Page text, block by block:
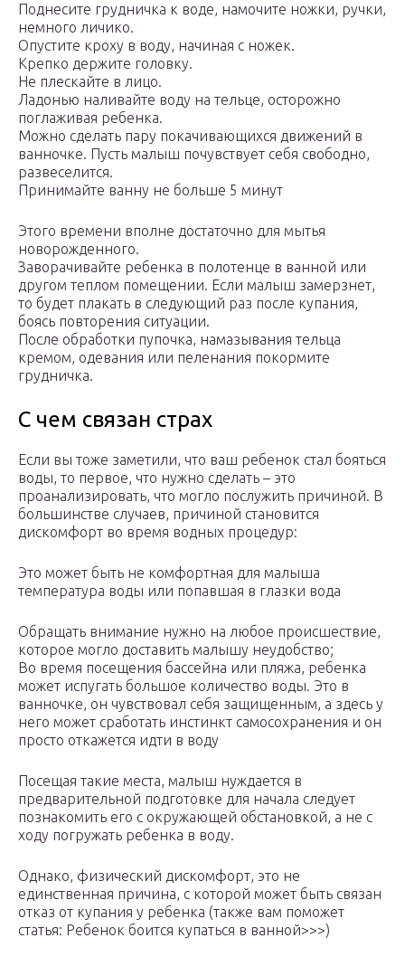
Поднесите грудничка к воде, намочите ножки, ручки,
немного личико.
Опустите кроху в воду, начиная с ножек.
Крепко держите головку.
Не плескайте в лицо.
Ладонью наливайте воду на тельце, осторожно
поглаживая ребенка.
Можно сделать пару покачивающихся движений в
ванночке. Пусть малыш почувствует себя свободно,
развеселится.
Принимайте ванну не больше 5 минут
Этого времени вполне достаточно для мытья
новорожденного.
Заворачивайте ребенка в полотенце в ванной или
другом теплом помещении. Если малыш замерзнет,
то будет плакать в следующий раз после купания,
боясь повторения ситуации.
После обработки пупочка, намазывания тельца
кремом, одевания или пеленания покормите
грудничка.
С чем связан страх
Если вы тоже заметили, что ваш ребенок стал бояться
воды, то первое, что нужно сделать – это
проанализировать, что могло послужить причиной. В
большинстве случаев, причиной становится
дискомфорт во время водных процедур:
Это может быть не комфортная для малыша
температура воды или попавшая в глазки вода
Обращать внимание нужно на любое происшествие,
которое могло доставить малышу неудобство;
Во время посещения бассейна или пляжа, ребенка
может испугать большое количество воды. Это в
ванночке, он чувствовал себя защищенным, а здесь у
него может сработать инстинкт самосохранения и он
просто откажется идти в воду
Посещая такие места, малыш нуждается в
предварительной подготовке для начала следует
познакомить его с окружающей обстановкой, а не с
ходу погружать ребенка в воду.
Однако, физический дискомфорт, это не
единственная причина, с которой может быть связан
отказ от купания у ребенка (также вам поможет
статья: Ребенок боится купаться в ванной>>>)